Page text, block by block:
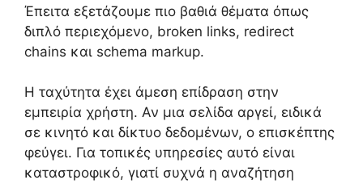
Έπειτα εξετάζουμε πιο βαθιά θέματα όπως
διπλό περιεχόμενο, broken links, redirect
chains και schema markup.
Η ταχύτητα έχει άμεση επίδραση στην
εμπειρία χρήστη. Αν μια σελίδα αργεί, ειδικά
σε κινητό και δίκτυο δεδομένων, ο επισκέπτης
φεύγει. Για τοπικές υπηρεσίες αυτό είναι
καταστροφικό, γιατί συχνά η αναζήτηση